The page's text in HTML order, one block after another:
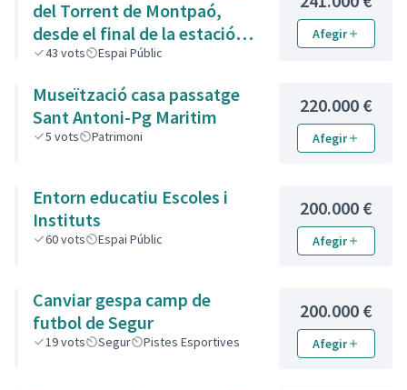
del Torrent de Montpaó,
desde el final de la estación
de la Renfe hasta la zona de
43 vots Espai Públic
Afegir
Museïtzació casa passatge
Sant Antoni-Pg Maritim
5 vots Patrimoni
220.000 €
Afegir
Entorn educatiu Escoles i
Instituts
60vots Espai Públic
200.000 €
Afegir
Canviar gespa camp de
futbol de Segur
19vots Segur Pistes Esportives
200.000 €
Afegir